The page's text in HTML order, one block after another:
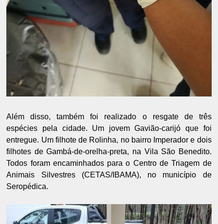
Além disso, também foi realizado o resgate de três
espécies pela cidade. Um jovem Gavião-carijó que foi
entregue. Um filhote de Rolinha, no bairro Imperador e dois
filhotes de Gambá-de-orelha-preta, na Vila São Benedito.
Todos foram encaminhados para o Centro de Triagem de
Animais Silvestres (CETAS/IBAMA), no município de
Seropédica.